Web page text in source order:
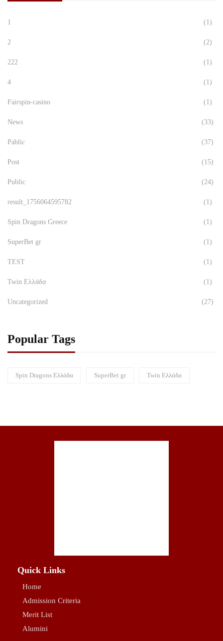
1 (1)
2 (2)
222 (1)
4 (1)
Fairspin-casino (1)
News (33)
Pablic (37)
Post (15)
Public (24)
result_1756064595782 (1)
Spin Dragons Greece (1)
SuperBet gr (1)
TEST (1)
Twin Ελλάδα (1)
Uncategorized (27)
Popular Tags
Spin Dragons Ελλάδα SuperBet gr Twin Ελλάδα
Quick Links
Home
Admission Criteria
Merit List
Alumini